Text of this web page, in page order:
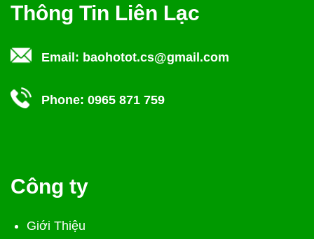
Thông Tin Liên Lạc
Email: baohotot.cs@gmail.com
Phone: 0965 871 759
Công ty
Giới Thiệu